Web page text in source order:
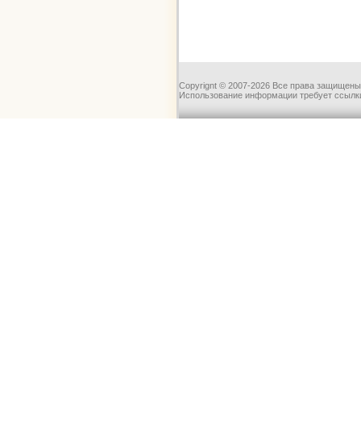
Copyrignt © 2007-2026 Все права
Использование информации требует